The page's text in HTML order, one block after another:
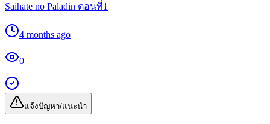
Saihate no Paladin ตอนที่1
4 months ago
0
แจ้งปัญหา/แนะนำ